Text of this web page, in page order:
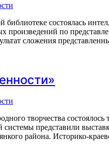
состоялась
произведений по
сложения
творчества
представили
района. Историко-